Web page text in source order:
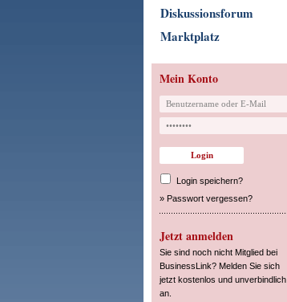
Diskussionsforum
Marktplatz
Mein Konto
Login speichern?
» Passwort vergessen?
Jetzt anmelden
Sie sind noch nicht Mitglied bei
BusinessLink? Melden Sie sich
jetzt kostenlos und unverbindlich
an.